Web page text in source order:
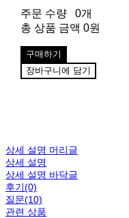
주문 수량
0개
총 상품 금액 0원
구매하기
장바구니에 담기
상세 설명 머리글
상세 설명
상세 설명 바닥글
후기(0)
질문(10)
관련 상품